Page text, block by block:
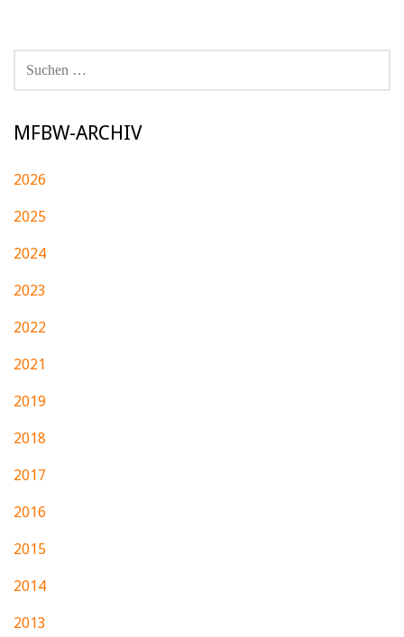
NACH:
MFBW-ARCHIV
2026
2025
2024
2023
2022
2021
2019
2018
2017
2016
2015
2014
2013